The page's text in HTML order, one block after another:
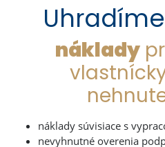
náklady
náklady súvisiace s
nevyhnutné overenia